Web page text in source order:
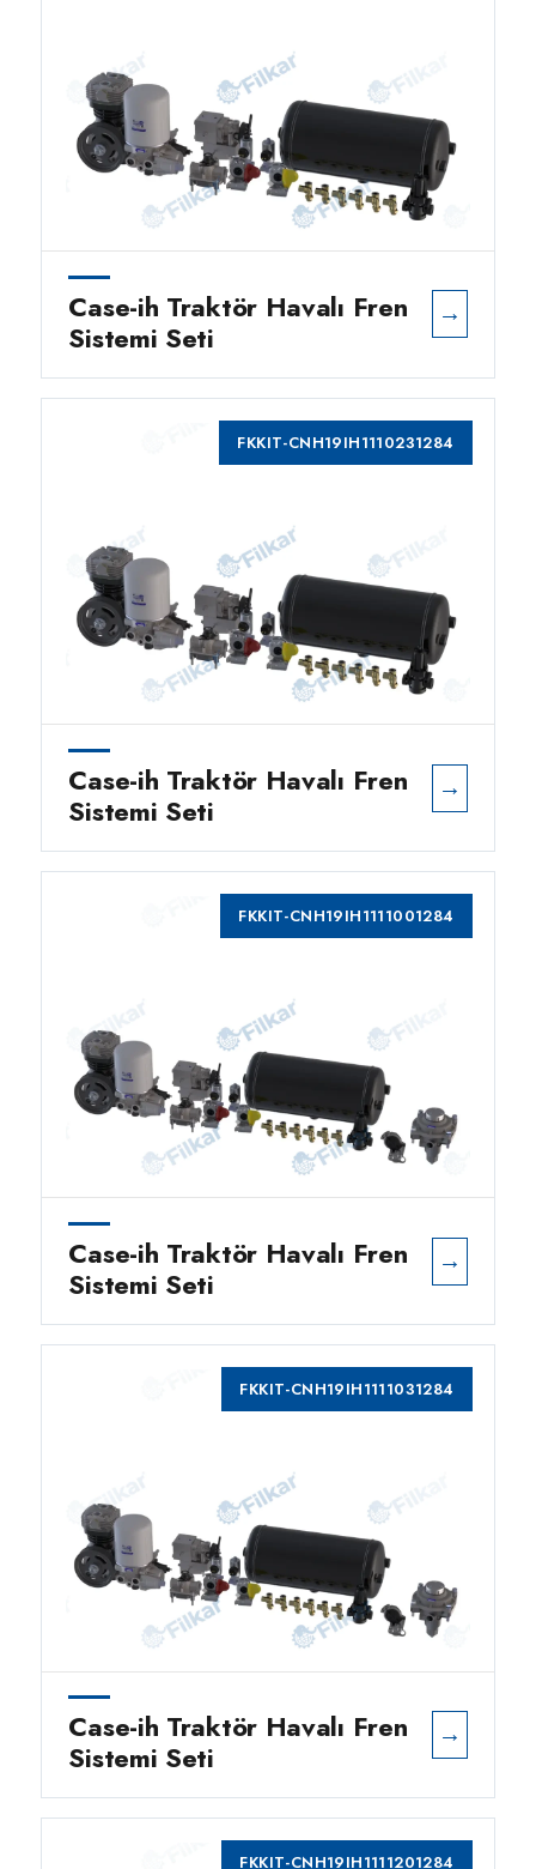
Case-ih Traktör Havalı Fren
Sistemi Seti
→
FKKIT-CNH19IH1110231284
Case-ih Traktör Havalı Fren
Sistemi Seti
→
FKKIT-CNH19IH1111001284
Case-ih Traktör Havalı Fren
Sistemi Seti
→
FKKIT-CNH19IH1111031284
Case-ih Traktör Havalı Fren
Sistemi Seti
→
FKKIT-CNH19IH1111201284